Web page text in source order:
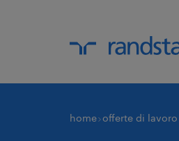
home offerte di lavoro